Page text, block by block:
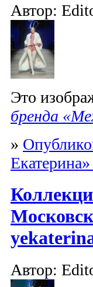
Автор:
Это
бренда
»
Автор: